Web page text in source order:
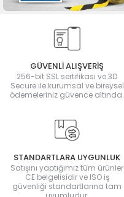
GÜVENLİ ALIŞVERİŞ
256-bit SSL sertifikası ve 3D
Secure ile kurumsal ve bireysel
ödemeleriniz güvence altında.
STANDARTLARA UYGUNLUK
Satışını yaptığımız tüm ürünler
CE belgelisidir ve ISO iş
güvenliği standartlarına tam